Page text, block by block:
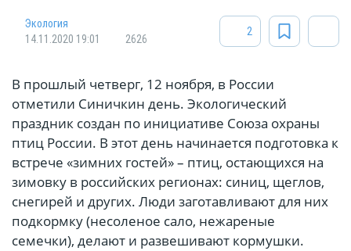
Экология
14.11.2020 19:01
2626
2
В прошлый четверг, 12 ноября, в России
отметили Синичкин день. Экологический
праздник создан по инициативе Союза охраны
птиц России. В этот день начинается подготовка к
встрече «зимних гостей» – птиц, остающихся на
зимовку в российских регионах: синиц, щеглов,
снегирей и других. Люди заготавливают для них
подкормку (несоленое сало, нежареные
семечки), делают и развешивают кормушки.